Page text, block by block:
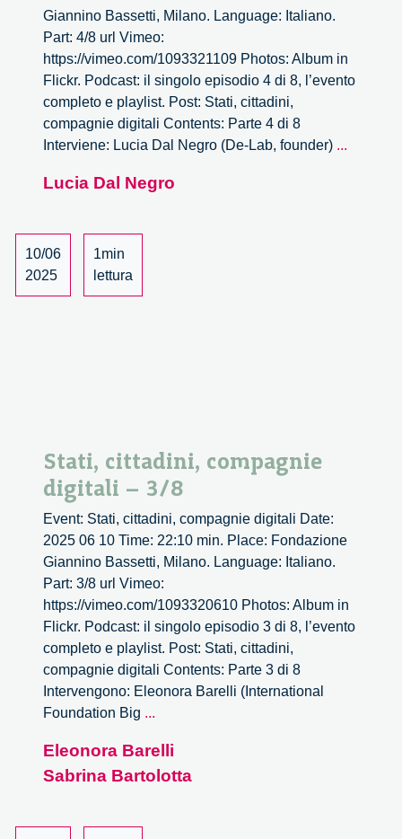
Giannino Bassetti, Milano. Language: Italiano.
Part: 4/8 url Vimeo:
https://vimeo.com/1093321109 Photos: Album in
Flickr. Podcast: il singolo episodio 4 di 8, l’evento
completo e playlist. Post: Stati, cittadini,
compagnie digitali Contents: Parte 4 di 8
Interviene: Lucia Dal Negro (De-Lab, founder) ...
Lucia Dal Negro
10/06
2025
1min
lettura
Stati, cittadini, compagnie
digitali – 3/8
Event: Stati, cittadini, compagnie digitali Date:
2025 06 10 Time: 22:10 min. Place: Fondazione
Giannino Bassetti, Milano. Language: Italiano.
Part: 3/8 url Vimeo:
https://vimeo.com/1093320610 Photos: Album in
Flickr. Podcast: il singolo episodio 3 di 8, l’evento
completo e playlist. Post: Stati, cittadini,
compagnie digitali Contents: Parte 3 di 8
Intervengono: Eleonora Barelli (International
Foundation Big ...
compagnie
digitali
Eleonora Barelli
Sabrina Bartolotta